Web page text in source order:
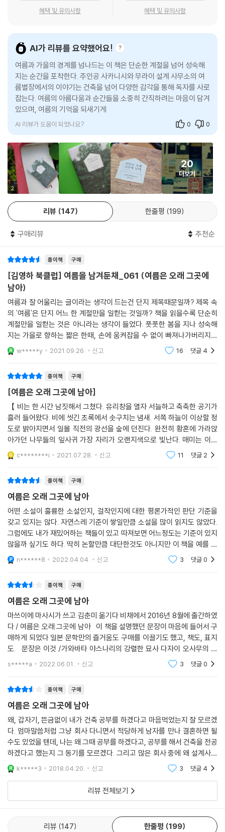
을 담고 있다. 삶과 맞닿은 건축을 꿈꾸는 사람들과 언제까지고 계속되었
으면 했던 그 여름의 고아한 나날…… 한없이 결곡한 문장으로 빚어낸 순도
“담백해 보이는 이 작품은 놀랄 만큼 풍요로운 색채와 향기, 아름다움에 차
있다.
무엇보다도 의식주 중 하나인 건축이라는 것이 우리의 삶과 직결된 것이라
는 사실을 재인식시킨다. 가구 하나하나, 가전제품…… 모든 분야가 다 그
렇겠지만 건축도 일상의 삶을 풍요롭고 편하게 해주는 역할을 맡고 있다.
그리고 그것은 어떤 집이 집주인에게 영혼의 안식과 육체적 평안함, 기능
적이면서 편리함을 동시에 제공할 수 있는지 끊임없이 생각하고 연구하는
건축가의 삶의 자세에 직결된다.”
_김춘미(옮긴이)
모든 이울어가는 것들에게 바치는 아름다운 진혼!
준공되지 않은 설계도처럼 실현되지 않더라도 선명하게,
누군가의 마음에 깊이 각인되는 것…
《여름은 오래 그곳에 남아》에는 서로 걸어가는 모습은 달랐지만 일본 현대
건축사에 한 획을 그은 두 거장의 당당한 에피소드들이 흥미롭게 녹아 있
델로 삼은 듯 보인다. 실용적 소박미를 떠올리게 하는 요시무라 준조는 건
시무라 준조가 가루이자와에 지은 ‘숲 속의 집’으로 짐작할 수 있다. 소설
속에서 ‘나’가 실측한 선생의 작품인 아스카야마 교회는 ‘산리즈카 교회’의
재현이라 하겠다. 또한, 선생의 라이벌이자 대척점에 서 있는 건축가 ‘후나
야마’라는 인물은 국립 요요기 경기장, 후지TV 빌딩 등을 설계한 ‘단게 겐
조’를 연상시킨다. 작품에서는 경합 끝에 후나야마의 내로라하는 화려한
플랜이 채택되어 국립현대도서관으로 실현되지만, 작가는 의심할 나위 없
이 무라이 선생의 건축을 이야기하고 싶었을 것이다. (작가는 실제 자신의
국립현대 도서관 플랜을 빌려, 실현되지 않더라도 실현된 듯 선명하게 누
군가의 마음에 깊이 각인되는 그 무언가에 대해 정중하게 이야기한다. 언
제 어디서든 해찰을 부리는 틈이라고는 없는 성실한 청년 ‘나’와 오랜 세월
묵묵히 자기만의 철학을 갖고 건축가의 길을 걸어온 ‘무라이’ 선생의 만남
은 언젠가 이울 것을 알면서도 한껏 뜨겁고 푸른 ‘여름’의 아름다움으로밖
에 달리 설명되지 않는다.
혜택 및 유의사항 혜택 및 유의사항
AI가 리뷰를 요약했어요!
여름과 가을의 경계를 넘나드는 이 책은 단순한 계절을 넘어 성숙해
지는 순간을 포착한다. 주인공 사카니시와 무라이 설계 사무소의 여
름별장에서의 이야기는 건축을 넘어 다양한 감각을 통해 독자를 사로
잡는다. 여름의 아름다움과 순간들을 소중히 간직하려는 마음이 담겨
있으며, 여름의 기억을 되새기게 한다.
AI 리뷰가 도움이 되었나요? 0 0
2
20
더보기
리뷰 147 한줄평 199
구매리뷰 추천순
종이책 구매
[김영하 북클럽] 여름을 남겨둔채_061 (여름은 오래 그곳에
남아)
여름과 잘 어울리는 글이라는 생각이 드는건 단지 제목때문일까? 제목 속
의 '여름'은 단지 어느 한 계절만을 일컫는 것일까? 책을 읽을수록 단순히
계절만을 일컫는 것은 아니라는 생각이 들었다. 풋풋한 봄을 지나 성숙해
지는 가을로 향하는 짧은 한때, 손에 움켜잡을 수 없이 빠져나가버리지만
마음 한구석을 계속 차지하는 그런 시간, 내게 책 속의 여름은 그렇게 읽힌
다. 그런 시간
w*****y 2021.09.26. 신고 16 댓글 4
종이책 구매
[여름은 오래 그곳에 남아]
【 비는 한 시간 남짓해서 그쳤다. 유리창을 열자 서늘하고 축축한 공기가
흘러 들어왔다. 비에 씻긴 초록에서 솟구치는 냄새. 서쪽 하늘이 이상할 정
도로 밝아지면서 일몰 직전의 광선을 숲에 던진다. 완전히 황혼에 가라앉
아가던 나무들의 잎사귀 가장 자리가 오랜지색으로 빛난다. 매미는 이제
암놈 부르기를 단념했는지 지짓 하고 짧게 울고는 계수나무에서 어디론가
날아가 버렸
c********i 2021.07.28. 신고 11 댓글 2
종이책 구매
여름은 오래 그곳에 남아
어떤 소설이 훌륭한 소설인지, 걸작인지에 대한 평론가적인 판단 기준을
갖고 있지는 않다. 자연스레 기준이 쌓일만큼 소설을 많이 읽지도 않았다.
그럼에도 내가 재밌어하는 책들이 있고 따져보면 어느정도는 기준이 있지
않을까 싶기도 하다. 딱히 논할만큼 대단한것도 아니지만 이 책을 예를 들
어봐도 괜찮을 것 같다. 그만큼 이 소설을 재밌게 읽었다. 첫째로는 전문직
이 등장한다.
n******8 2022.04.04. 신고 3 댓글0
종이책 구매
여름은 오래 그곳에 남아
마쓰이에 마사시가 쓰고 김춘미 옮기다 비채에서 2016년 8월에 출간하였
다 / 여름은 오래 그곳에 남아 이 책을 설명했던 문장이 마음에 들어서 구
매하게 되었다 일본 문학만의 즐거움도 구매를 이끌기도 했고, 책도, 표지
도. 문장은 이것 /가와바타 야스나리의 강렬한 묘사 다자이 오사무의 깊
s*****a 2022.06.01. 신고 3 댓글0
종이책 구매
여름은 오래 그곳에 남아
왜, 갑자기, 뜬금없이 내가 건축 공부를 하겠다고 마음먹었는지 잘 모르겠
다. 엄마말씀처럼 그냥 회사 다니면서 적당하게 남자를 만나 결혼하면 될
수도 있었을 텐데, 나는 왜 그때 공부를 하겠다고, 공부를 해서 건축을 전공
하겠다고 했는지 그 동기를 모르겠다. 그리고 많은 회사 중에 왜 설계사무
소에 들어갔는지. 사실 그 자리는 내가 아니라 내 후배의 자리였는데, 얼결
에 내가 면
k*****3 2018.04.20. 신고 3 댓글 4
리뷰 전체보기
리뷰 147 한줄평 199